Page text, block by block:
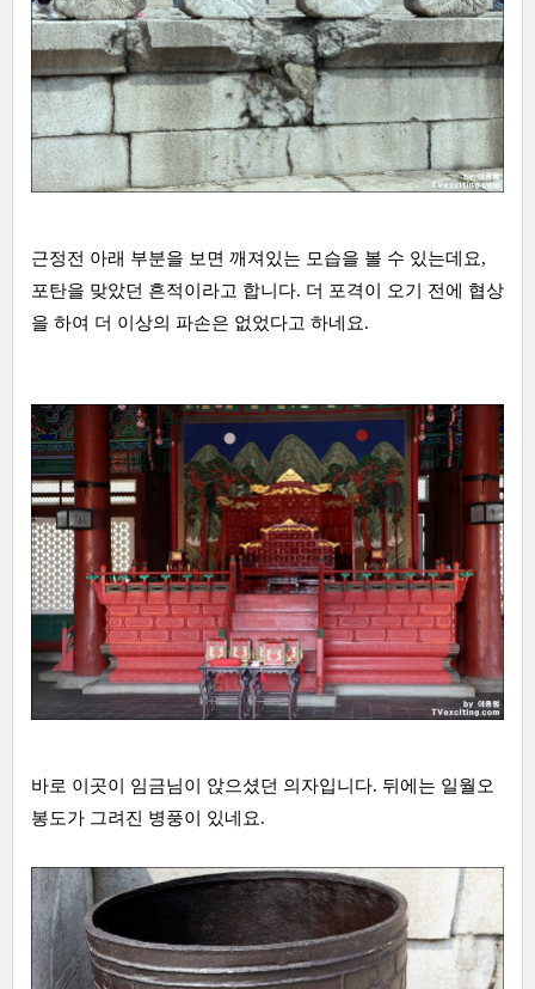
근정전 아래 부분을 보면 깨져있는 모습을 볼 수 있는데요,
포탄을 맞았던 흔적이라고 합니다. 더 포격이 오기 전에 협상
을 하여 더 이상의 파손은 없었다고 하네요.
바로 이곳이 임금님이 앉으셨던 의자입니다. 뒤에는 일월오
봉도가 그려진 병풍이 있네요.